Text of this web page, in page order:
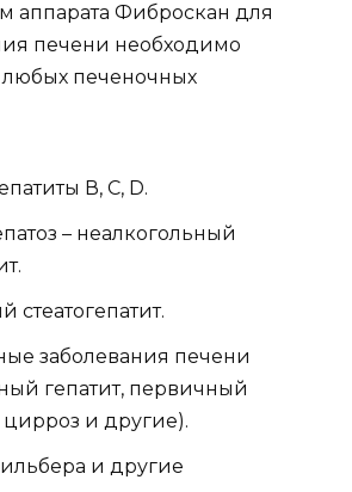
аппарата Фиброскан для
печени необходимо
печеночных
В, С, D.
– неалкогольный
стеатогепатит.
заболевания печени
гепатит, первичный
и другие).
и другие